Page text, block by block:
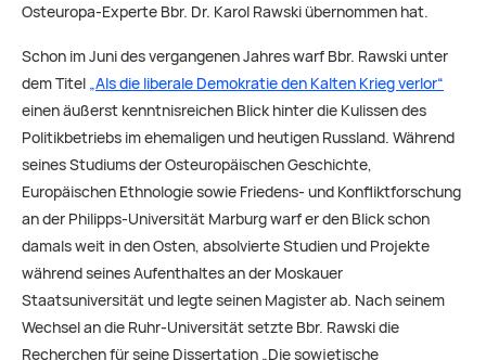
Osteuropa-Experte Bbr. Dr. Karol Rawski übernommen hat.
Schon im Juni des vergangenen Jahres warf Bbr. Rawski unter
dem Titel „Als die liberale Demokratie den Kalten Krieg verlor“
einen äußerst kenntnisreichen Blick hinter die Kulissen des
Politikbetriebs im ehemaligen und heutigen Russland. Während
seines Studiums der Osteuropäischen Geschichte,
Europäischen Ethnologie sowie Friedens- und Konfliktforschung
an der Philipps-Universität Marburg warf er den Blick schon
damals weit in den Osten, absolvierte Studien und Projekte
während seines Aufenthaltes an der Moskauer
Staatsuniversität und legte seinen Magister ab. Nach seinem
Wechsel an die Ruhr-Universität setzte Bbr. Rawski die
Recherchen für seine Dissertation „Die sowjetische